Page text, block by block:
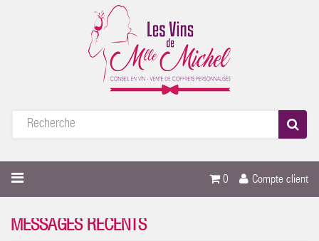
Compte client
0
MESSAGES RÉCENTS